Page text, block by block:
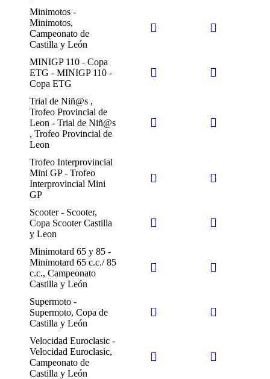
Minimotos -
Minimotos,
Campeonato de
Castilla y León
MINIGP 110 - Copa
ETG - MINIGP 110 -
Copa ETG
Trial de Niñ@s ,
Trofeo Provincial de
Leon - Trial de Niñ@s
, Trofeo Provincial de
Leon
Trofeo Interprovincial
Mini GP - Trofeo
Interprovincial Mini
GP
Scooter - Scooter,
Copa Scooter Castilla
y Leon
Minimotard 65 y 85 -
Minimotard 65 c.c./ 85
c.c., Campeonato
Castilla y León
Supermoto -
Supermoto, Copa de
Castilla y León
Velocidad Euroclasic -
Velocidad Euroclasic,
Campeonato de
Castilla y León